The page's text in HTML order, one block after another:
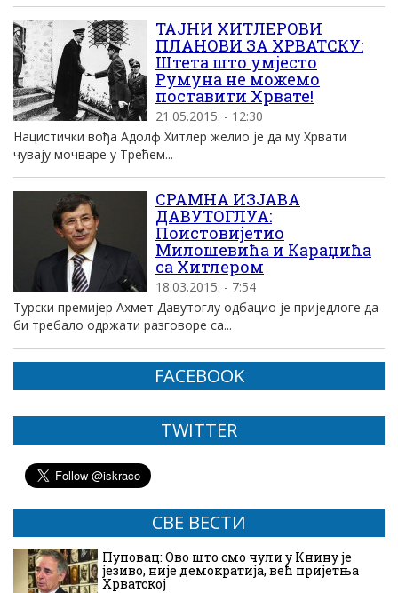
ТАЈНИ ХИТЛЕРОВИ
ПЛАНОВИ ЗА ХРВАТСКУ:
Штета што умјесто
Румуна не можемо
поставити Хрвате!
21.05.2015. - 12:30
Нацистички вођа Адолф Хитлер желио је да му Хрвати
чувају мочваре у Трећем...
СРАМНА ИЗЈАВА
ДАВУТОГЛУА:
Поистовијетио
Милошевића и Караџића
са Хитлером
18.03.2015. - 7:54
Турски премијер Ахмет Давутоглу одбацио је приједлоге да
би требало одржати разговоре са...
FACEBOOK
TWITTER
СВЕ ВЕСТИ
Пуповац: Ово што смо чули у Книну је
језиво, није демократија, већ пријетња
Хрватској